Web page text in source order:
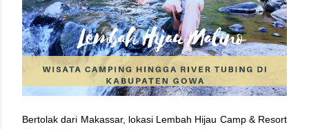
Bertolak dari Makassar, lokasi Lembah Hijau Camp & Resort